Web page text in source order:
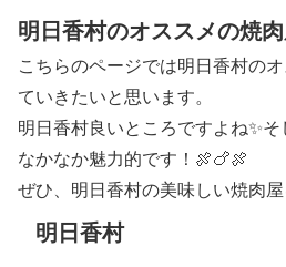
明日香村のオススメの焼
こちらのページでは明日香村の
ていきたいと思います。
明日香村良いところですよね✨
なかなか魅力的です！🍖🍗🍖
ぜひ、明日香村の美味しい焼肉
明日香村